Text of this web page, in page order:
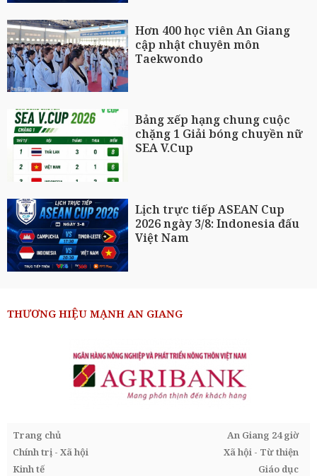
Hơn 400 học viên An Giang
cập nhật chuyên môn
Taekwondo
Bảng xếp hạng chung cuộc
chặng 1 Giải bóng chuyền nữ
SEA V.Cup
Lịch trực tiếp ASEAN Cup
2026 ngày 3/8: Indonesia đấu
Việt Nam
THƯƠNG HIỆU MẠNH AN GIANG
Trang chủ
An Giang 24 giờ
Chính trị - Xã hội
Xã hội - Từ thiện
Kinh tế
Giáo dục